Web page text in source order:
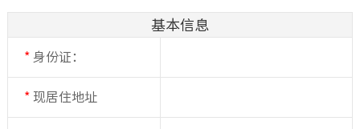
基本信息
*身份证：
*现居住地址